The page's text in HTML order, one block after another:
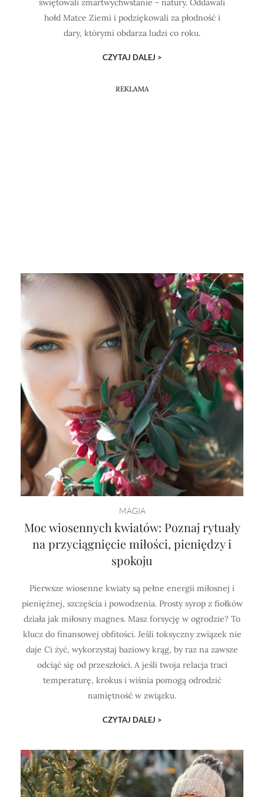
świętowali zmartwychwstanie - natury. Oddawali
hołd Matce Ziemi i podziękowali za płodność i
dary, którymi obdarza ludzi co roku.
CZYTAJ DALEJ >
REKLAMA
MAGIA
Moc wiosennych kwiatów: Poznaj rytuały
na przyciągnięcie miłości, pieniędzy i
spokoju
Pierwsze wiosenne kwiaty są pełne energii miłosnej i
pieniężnej, szczęścia i powodzenia. Prosty syrop z fiołków
działa jak miłosny magnes. Masz forsycję w ogrodzie? To
klucz do finansowej obfitości. Jeśli toksyczny związek nie
daje Ci żyć, wykorzystaj baziowy krąg, by raz na zawsze
odciąć się od przeszłości. A jeśli twoja relacja traci
temperaturę, krokus i wiśnia pomogą odrodzić
namiętność w związku.
CZYTAJ DALEJ >